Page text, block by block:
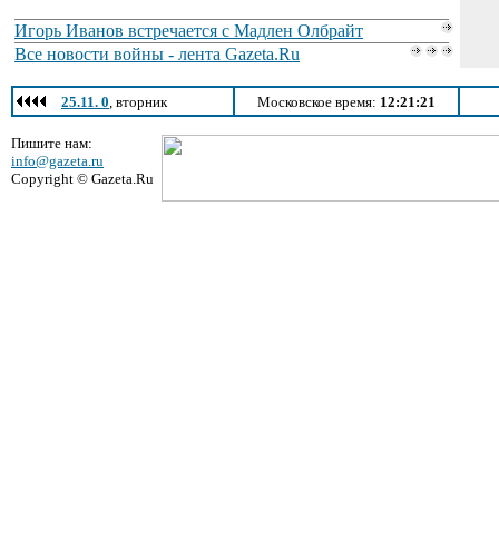
Игорь Иванов встречается с Мадлен Олбрайт
Все новости войны - лента Gazeta.Ru
25.11. 0, вторник Московское время: 12:21:21
Пишите нам:
info@gazeta.ru
Copyright © Gazeta.Ru